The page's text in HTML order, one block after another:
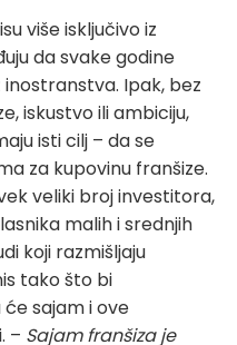
više isključivo iz
da svake godine
Ipak, bez
iskustvo ili ambiciju,
isti cilj – da se
za kupovinu franšize.
veliki broj investitora,
malih i srednjih
koji razmišljaju
tako što bi
će sajam i ove
– Sajam franšiza je